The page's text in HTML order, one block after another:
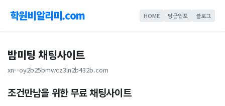
학원비알리미.com HOME 당근인포 블로그
밤미팅 채팅사이트
xn--oy2b25bmwcz3ln2b432b.com
조건만남을 위한 무료 채팅사이트